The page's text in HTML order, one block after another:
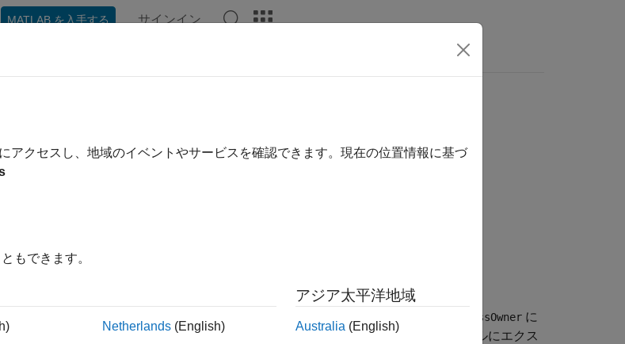
MATLAB を入手する サインイン
モデルにエクスポート
harnessOwner に
ネス
'Name',modelName のペアで指定された新しい Simulink
モデルにエクス
アクセスし、地域のイベントやサービスを確認できます。現在の位置情報に基づ
もできます。
Netherlands (English)
アジア太平洋地域
Australia (English)